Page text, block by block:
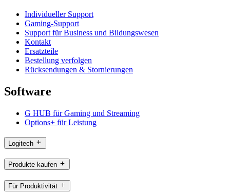
Individueller Support
Gaming-Support
Support für Business und Bildungswesen
Kontakt
Ersatzteile
Bestellung verfolgen
Rücksendungen & Stornierungen
Software
G HUB für Gaming und Streaming
Options+ für Leistung
Logitech
Produkte kaufen
Für Produktivität